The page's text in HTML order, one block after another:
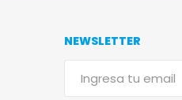
NEWSLETTER